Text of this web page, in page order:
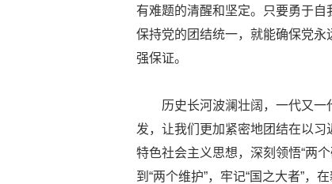
有难题的清醒和坚定。只要勇于
保持党的团结统一，就能确保党
强保证。
历史长河波澜壮阔，一代又
发，让我们更加紧密地团结在以
特色社会主义思想，深刻领悟“两
到“两个维护”，牢记“国之大者”，